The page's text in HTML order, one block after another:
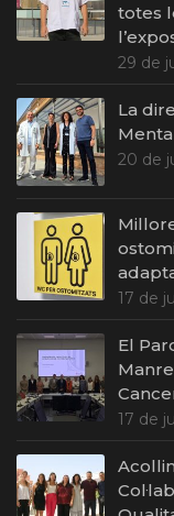
totes
29 de
La
20 de
17 de
El
17 de